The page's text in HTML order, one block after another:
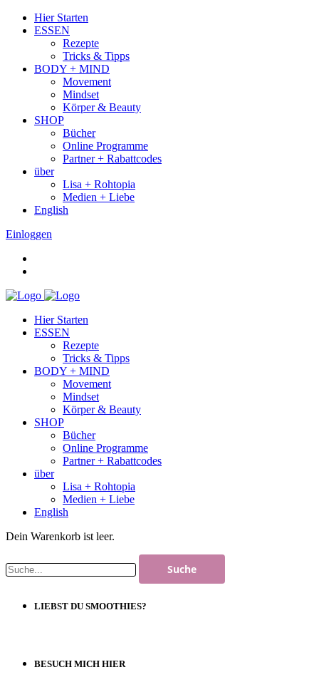
Hier Starten
ESSEN
Rezepte
Tricks & Tipps
BODY + MIND
Movement
Mindset
Körper & Beauty
SHOP
Bücher
Online Programme
Partner + Rabattcodes
über
Lisa + Rohtopia
Medien + Liebe
English
Einloggen
Hier Starten
ESSEN
Rezepte
Tricks & Tipps
BODY + MIND
Movement
Mindset
Körper & Beauty
SHOP
Bücher
Online Programme
Partner + Rabattcodes
über
Lisa + Rohtopia
Medien + Liebe
English
Dein Warenkorb ist leer.
LIEBST DU SMOOTHIES?
BESUCH MICH HIER